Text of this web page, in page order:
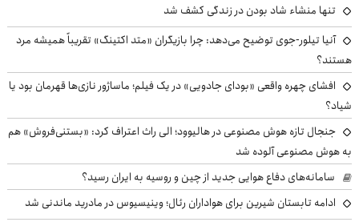
تنها منشاء شاد بودن در زندگی کشف شد
آنیا تیلور-جوی توضیح می‌دهد: چرا بازیگران «متد اکتینگ» تقریباً همیشه مرد
هستند؟
افشای چهره واقعی «بودای جادویی» در یک فیلم؛ ماساژور نازی‌ها قهرمان بود یا
شیاد؟
جنجال تازه هوش مصنوعی در هالیوود؛ الی راث اعتراف کرد: «بستنی‌فروش» هم
به هوش مصنوعی آلوده شد
سامانه‌های دفاع هوایی جدید از چین و روسیه به ایران رسید؟
ادامه تابستان شیرین برای هواداران رئال؛ وینیسیوس در مادرید ماندنی شد